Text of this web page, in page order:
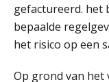
gefactureerd. het
bepaalde
het risico op een
Op grond van het
24
AUG